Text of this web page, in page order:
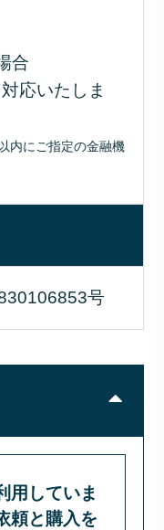
合
応いたしま
内にご指定の金融機
号
用していま
頼と購入を